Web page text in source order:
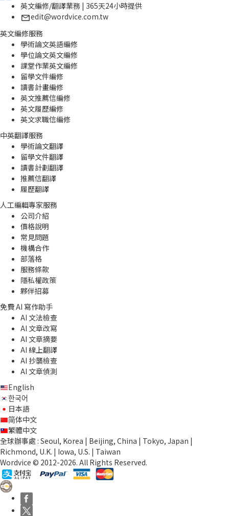
英文編修/翻譯業務 | 365天24小時提供
edit@wordvice.com.tw
英文編修服務
學術論文英語編修
學位論文英文編修
課堂作業英文編修
留學文件編修
讀書計畫編修
英文推薦信編修
英文履歷編修
英文求職信編修
中英翻譯服務
學術論文翻譯
留學文件翻譯
讀書計劃翻譯
推薦信翻譯
履歷翻譯
人工編輯專家服務
公司介紹
價格說明
常見問題
機構合作
部落格
服務條款
隱私權政策
夥伴招募
免費 AI 寫作助手
AI 文法檢查
AI 文章改寫
AI 文章摘要
AI 線上翻譯
AI 抄襲檢查
AI 文章偵測
English
한국어
日本語
简体中文
繁體中文
全球辦事處 : Seoul, Korea | Beijing, China | Tokyo, Japan |
Richmond, U.K. | Iowa, U.S. | Taiwan
Wordvice © 2012-2026. All Rights Reserved.